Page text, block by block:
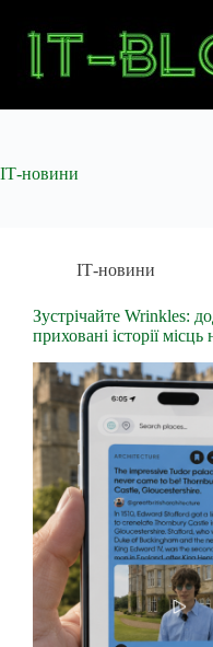
ІТ-новини
ІТ-новини
Зустрічайте Wrinkles:
приховані історії